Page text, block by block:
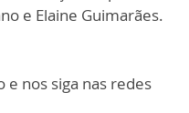
e Elaine Guimarães.
e nos siga nas redes